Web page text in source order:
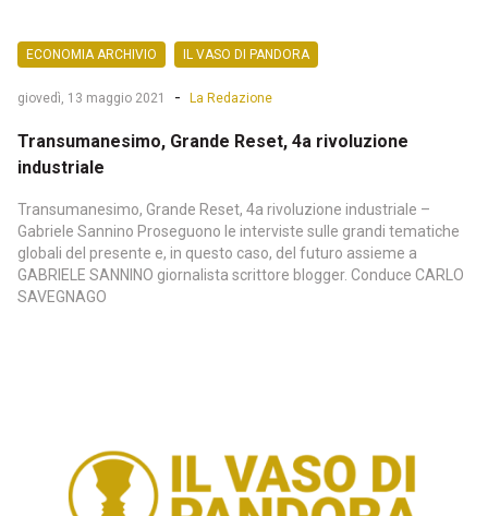
ECONOMIA ARCHIVIO IL VASO DI PANDORA
giovedì, 13 maggio 2021 - La Redazione
Transumanesimo, Grande Reset, 4a rivoluzione
industriale
Transumanesimo, Grande Reset, 4a rivoluzione industriale –
Gabriele Sannino Proseguono le interviste sulle grandi tematiche
globali del presente e, in questo caso, del futuro assieme a
GABRIELE SANNINO giornalista scrittore blogger. Conduce CARLO
SAVEGNAGO